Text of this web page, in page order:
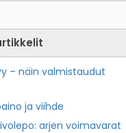
– näin valmistaudut
ja viihde
arjen voimavarat